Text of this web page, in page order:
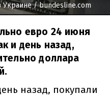
Украине/ bundesline.com
евро 24 июня
и день назад,
доллара
назад, покупали